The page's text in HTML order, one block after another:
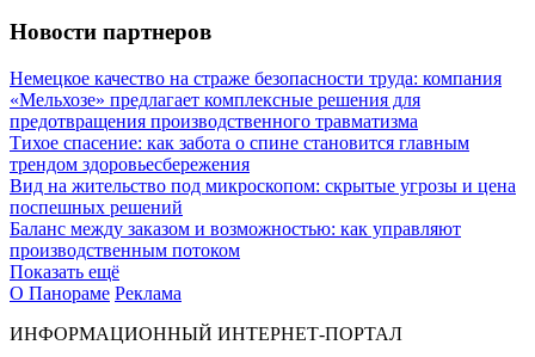
Новости партнеров
Немецкое качество на страже безопасности труда: компания
«Мельхозе» предлагает комплексные решения для
предотвращения производственного травматизма
Тихое спасение: как забота о спине становится главным
трендом здоровьесбережения
Вид на жительство под микроскопом: скрытые угрозы и цена
поспешных решений
Баланс между заказом и возможностью: как управляют
производственным потоком
Показать ещё
О Панораме Реклама
ИНФОРМАЦИОННЫЙ ИНТЕРНЕТ-ПОРТАЛ